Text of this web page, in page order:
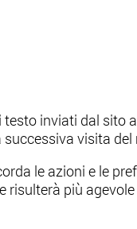
inviati dal sito
visita
le azioni e le
risulterà più